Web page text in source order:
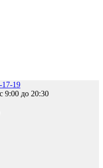
17-19
9:00 до 20:30